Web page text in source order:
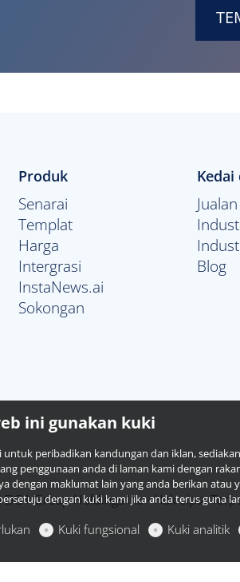
Produk
Senarai
Templat
Harga
Intergrasi
InstaNews.ai
Sokongan
Blog
Group Holdings Inc - Hak cipta
ini gunakan kuki
untuk peribadikan kandungan dan iklan,
penggunaan anda di laman kami dengan
dengan maklumat lain yang anda berikan
dengan kuki kami jika anda terus guna
Kuki fungsional Kuki analitik